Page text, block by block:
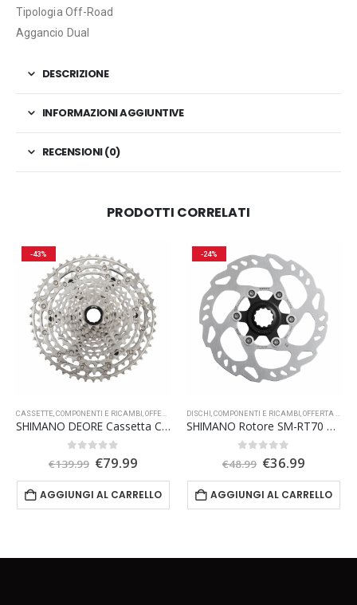
Tipologia Off-Road
Aggancio Dual
DESCRIZIONE
INFORMAZIONI AGGIUNTIVE
RECENSIONI (0)
PRODOTTI CORRELATI
-43%
CASSETTE COMPONENTI E RICAMBI OFFERTA SPECIALE
SHIMANO DEORE Cassetta CS M6100 12s
Su 5
€139.99 Il
originale
era:
€139.99.
€79.99Il
attuale
è:
€79.99.
AGGIUNGI AL CARRELLO
-24%
DISCHI COMPONENTI E RICAMBI OFFERTA SPECIALE
SHIMANO Rotore SM-RT70 160mm CENTER LOCK
Su 5
€48.99 Il
originale
era:
€48.99.
€36.99Il
attuale
è:
€36.99.
AGGIUNGI AL CARRELLO